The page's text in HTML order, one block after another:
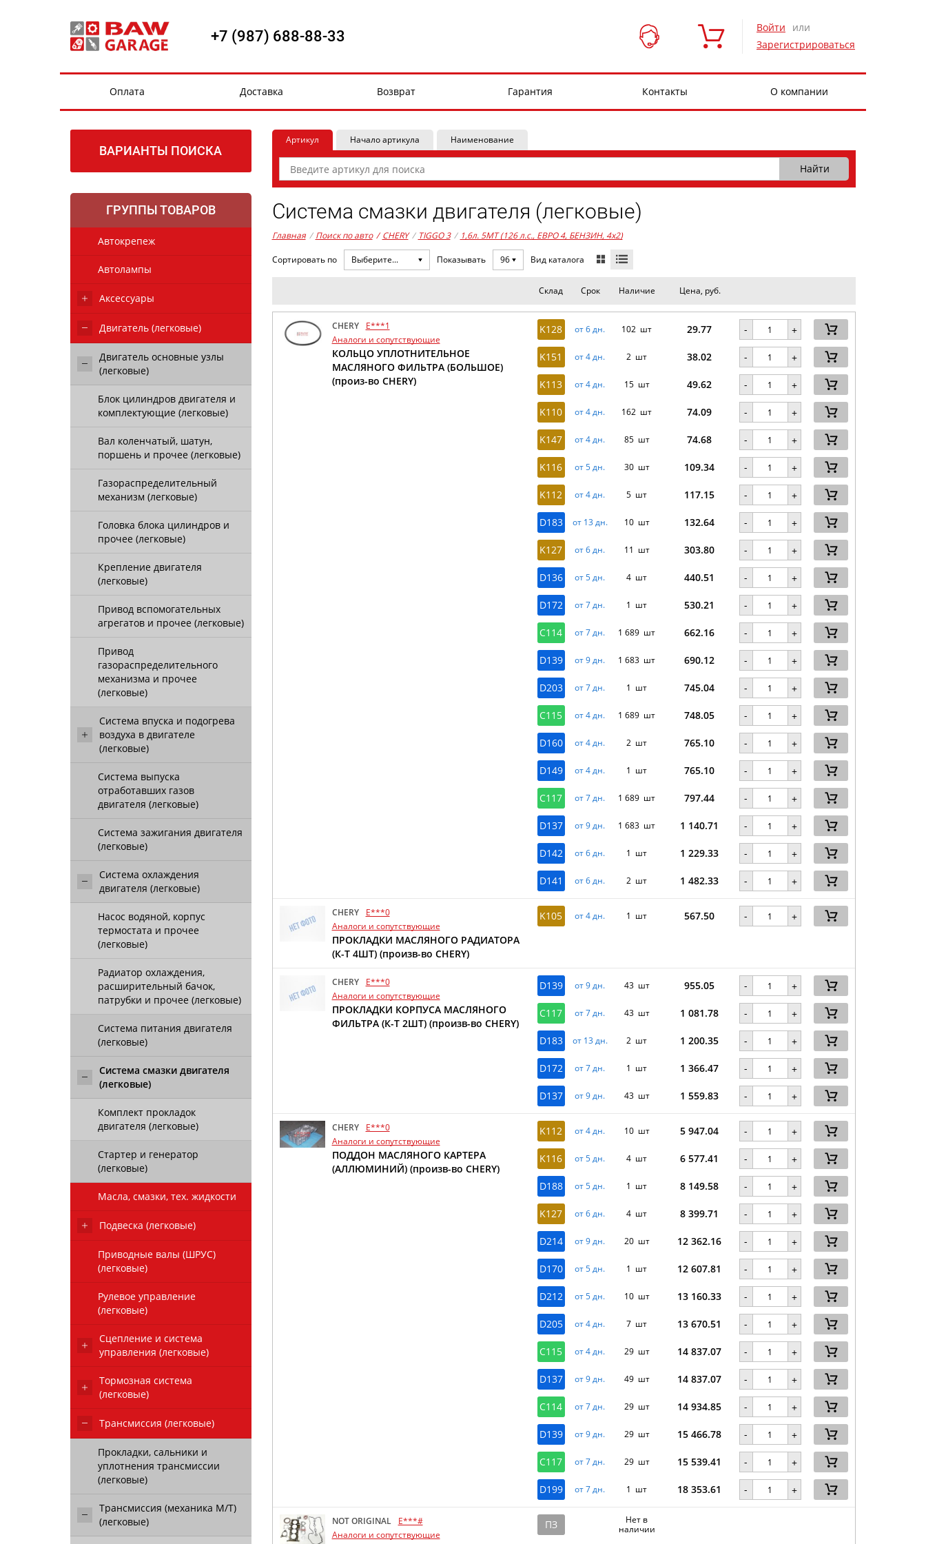
+7 (987) 688-88-33 Войти
или
Зарегистрироваться
Оплата Доставка Возврат Гарантия Контакты О компании
ВАРИАНТЫ ПОИСКА
ГРУППЫ ТОВАРОВ
Автокрепеж
Автолампы
Аксессуары
Двигатель (легковые)
Двигатель основные узлы
(легковые)
Блок цилиндров двигателя и
комплектующие (легковые)
Вал коленчатый, шатун,
поршень и прочее (легковые)
Газораспределительный
механизм (легковые)
Головка блока цилиндров и
прочее (легковые)
Крепление двигателя
(легковые)
Привод вспомогательных
агрегатов и прочее (легковые)
Привод
газораспределительного
механизма и прочее
(легковые)
Система впуска и подогрева
воздуха в двигателе
(легковые)
Система выпуска
отработавших газов
двигателя (легковые)
Система зажигания двигателя
(легковые)
Система охлаждения
двигателя (легковые)
Насос водяной, корпус
термостата и прочее
(легковые)
Радиатор охлаждения,
расширительный бачок,
патрубки и прочее (легковые)
Система питания двигателя
(легковые)
Система смазки двигателя
(легковые)
Комплект прокладок
двигателя (легковые)
Стартер и генератор
(легковые)
Масла, смазки, тех. жидкости
Подвеска (легковые)
Приводные валы (ШРУС)
(легковые)
Рулевое управление
(легковые)
Сцепление и система
управления (легковые)
Тормозная система
(легковые)
Трансмиссия (легковые)
Прокладки, сальники и
уплотнения трансмиссии
(легковые)
Трансмиссия (механика М/Т)
(легковые)
Артикул Начало артикула Наименование
Система смазки двигателя (легковые)
Главная / Поиск по авто / CHERY / TIGGO 3 / 1,6л. 5MT (126 л.с., ЕВРО 4, БЕНЗИН, 4x2)
Сортировать по Выберите... Показывать 96 Вид каталога
Склад Срок Наличие Цена, руб.
CHERY
E***1
Аналоги и сопутствующие
КОЛЬЦО УПЛОТНИТЕЛЬНОЕ
МАСЛЯНОГО ФИЛЬТРА (БОЛЬШОЕ)
(произ-во CHERY)
K128 от 6 дн. 102 шт 29.77 - +
K151 от 4 дн. 2 шт 38.02 - +
K113 от 4 дн. 15 шт 49.62 - +
K110 от 4 дн. 162 шт 74.09 - +
K147 от 4 дн. 85 шт 74.68 - +
K116 от 5 дн. 30 шт 109.34 - +
K112 от 4 дн. 5 шт 117.15 - +
D183 от 13 дн. 10 шт 132.64 - +
K127 от 6 дн. 11 шт 303.80 - +
D136 от 5 дн. 4 шт 440.51 - +
D172 от 7 дн. 1 шт 530.21 - +
C114 от 7 дн. 1 689 шт 662.16 - +
D139 от 9 дн. 1 683 шт 690.12 - +
D203 от 7 дн. 1 шт 745.04 - +
C115 от 4 дн. 1 689 шт 748.05 - +
D160 от 4 дн. 2 шт 765.10 - +
D149 от 4 дн. 1 шт 765.10 - +
C117 от 7 дн. 1 689 шт 797.44 - +
D137 от 9 дн. 1 683 шт 1 140.71 - +
D142 от 6 дн. 1 шт 1 229.33 - +
D141 от 6 дн. 2 шт 1 482.33 - +
CHERY
E***0
Аналоги и сопутствующие
ПРОКЛАДКИ МАСЛЯНОГО РАДИАТОРА
(К-Т 4ШТ) (произв-во CHERY)
K105 от 4 дн. 1 шт 567.50 - +
CHERY
E***0
Аналоги и сопутствующие
ПРОКЛАДКИ КОРПУСА МАСЛЯНОГО
ФИЛЬТРА (К-Т 2ШТ) (произв-во CHERY)
D139 от 9 дн. 43 шт 955.05 - +
C117 от 7 дн. 43 шт 1 081.78 - +
D183 от 13 дн. 2 шт 1 200.35 - +
D172 от 7 дн. 1 шт 1 366.47 - +
D137 от 9 дн. 43 шт 1 559.83 - +
CHERY
E***0
Аналоги и сопутствующие
ПОДДОН МАСЛЯНОГО КАРТЕРА
(АЛЛЮМИНИЙ) (произв-во CHERY)
K112 от 4 дн. 10 шт 5 947.04 - +
K116 от 5 дн. 4 шт 6 577.41 - +
D188 от 5 дн. 1 шт 8 149.58 - +
K127 от 6 дн. 4 шт 8 399.71 - +
D214 от 9 дн. 20 шт 12 362.16 - +
D170 от 5 дн. 1 шт 12 607.81 - +
D212 от 5 дн. 10 шт 13 160.33 - +
D205 от 4 дн. 7 шт 13 670.51 - +
C115 от 4 дн. 29 шт 14 837.07 - +
D137 от 9 дн. 49 шт 14 837.07 - +
C114 от 7 дн. 29 шт 14 934.85 - +
D139 от 9 дн. 29 шт 15 466.78 - +
C117 от 7 дн. 29 шт 15 539.41 - +
D199 от 7 дн. 1 шт 18 353.61 - +
NOT ORIGINAL
E***#
Аналоги и сопутствующие
ПЗ
Нет в
наличии